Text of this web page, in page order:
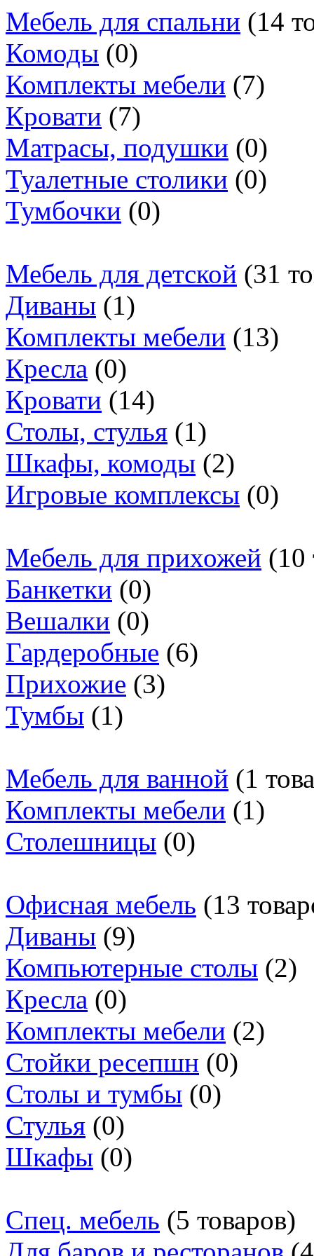
Мебель для спальни (14
Комоды (0)
Комплекты мебели (7)
Кровати (7)
Матрасы, подушки (0)
Туалетные столики (0)
Тумбочки (0)
Мебель для детской (31
Диваны (1)
Комплекты мебели (13)
Кресла (0)
Кровати (14)
Столы, стулья (1)
Шкафы, комоды (2)
Игровые комплексы (0)
Мебель для прихожей (10
Банкетки (0)
Вешалки (0)
Гардеробные (6)
Прихожие (3)
Тумбы (1)
Мебель для ванной (1
Комплекты мебели (1)
Столешницы (0)
Офисная мебель (13
Диваны (9)
Компьютерные столы (2)
Кресла (0)
Комплекты мебели (2)
Стойки ресепшн (0)
Столы и тумбы (0)
Стулья (0)
Шкафы (0)
Спец. мебель (5 товаров)